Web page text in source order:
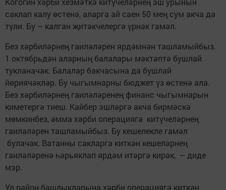
саклап калу өстенә, аларга ай саен 50 мең сум акча да
түли. Бу – калган җитәкчелергә үрнәк гамәл.
Без хәрбиләрнең гаиләләрен ярдәмнән ташламыйбыз.
1 октябрьдән аларның балалары мәктәптә бушлай
тукланачак. Балалар бакчасына да бушлай
йөриячәкләр. Бу чыгымнарны бюджет үз өстенә ала.
Без хәрбиләрнең гаиләләренең финанс чыгымнарын
киметергә тиеш. Кайбер эшләргә акча бирмәскә
мөмкинбез, әмма хәрби операциягә китүчеләрнең
гаиләләрен ташламыйбыз. Бу кешелекле гамәл
булачак. Ватанны сакларга киткән кешеләрнең
гаиләләренә һәрьяклап ярдәм итәргә кирәк, – диде
мэр.
Ул район башлыкларына хәрби операциягә киткән